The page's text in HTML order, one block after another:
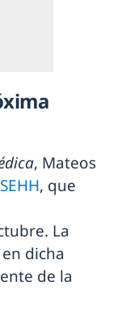
, Mateos
, que
La
dicha
de la